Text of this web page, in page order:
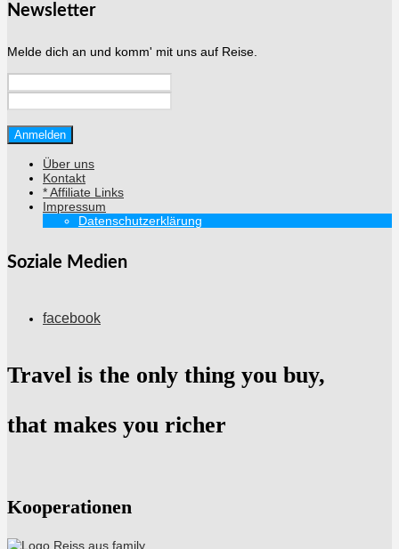
Newsletter
Melde dich an und komm' mit uns auf Reise.
Über uns
Kontakt
* Affiliate Links
Impressum
Datenschutzerklärung
Soziale Medien
facebook
Travel is the only thing you buy,
that makes you richer
Kooperationen